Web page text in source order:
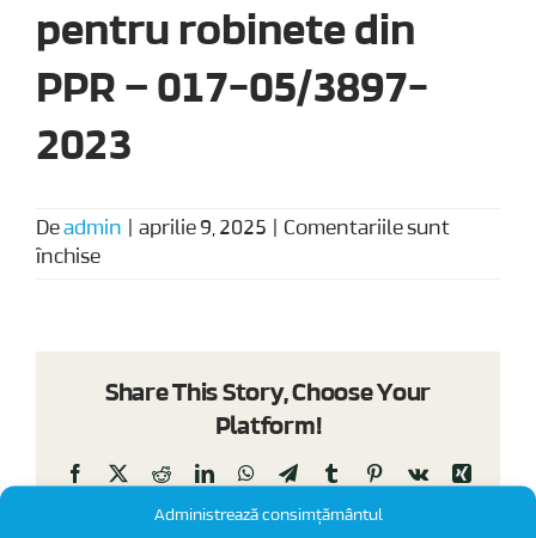
Administrează consimțământul
pentru robinete din
PPR – 017-05/3897-
2023
Deadmin aprilie 9, 2025
Comentariile sunt
închisepentru
Agrement
din
017-
05/3897-
Share This Story, Choose Your
Platform!
Facebook
X RedditLinkedInWhatsApp
TelegramTumblrPinterest
Vk
Xing
mail